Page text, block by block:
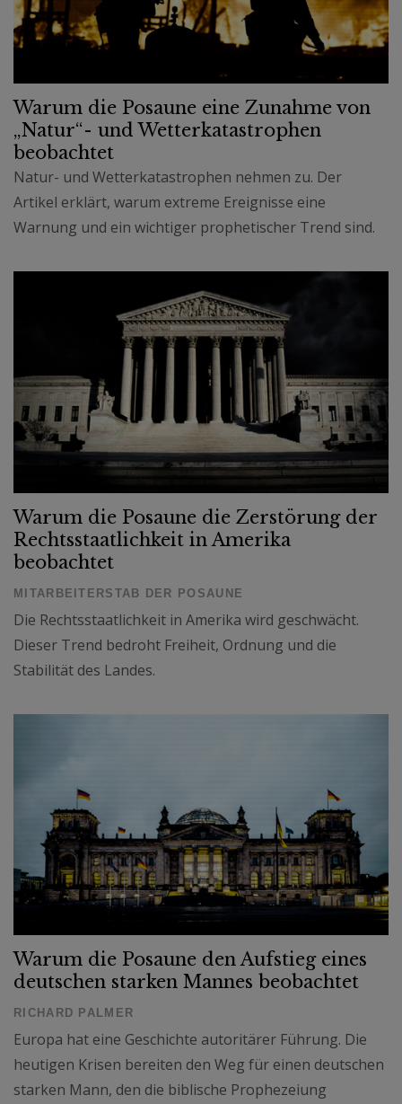
Warum die Posaune eine Zunahme von
„Natur“- und Wetterkatastrophen
beobachtet
Natur- und Wetterkatastrophen nehmen zu. Der
Artikel erklärt, warum extreme Ereignisse eine
Warnung und ein wichtiger prophetischer Trend sind.
Warum die Posaune die Zerstörung der
Rechtsstaatlichkeit in Amerika
beobachtet
MITARBEITERSTAB DER POSAUNE
Die Rechtsstaatlichkeit in Amerika wird geschwächt.
Dieser Trend bedroht Freiheit, Ordnung und die
Stabilität des Landes.
Warum die Posaune den Aufstieg eines
deutschen starken Mannes beobachtet
RICHARD PALMER
Europa hat eine Geschichte autoritärer Führung. Die
heutigen Krisen bereiten den Weg für einen deutschen
starken Mann, den die biblische Prophezeiung